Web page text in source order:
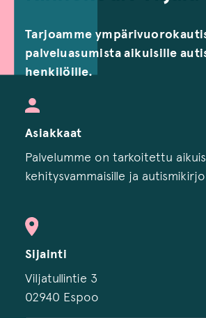
Tarjoamme
palveluasumista aikuisille
henkilöille.
Asiakkaat
Palvelumme on tarkoitettu
kehitysvammaisille ja
Sijainti
Viljatullintie 3
02940 Espoo